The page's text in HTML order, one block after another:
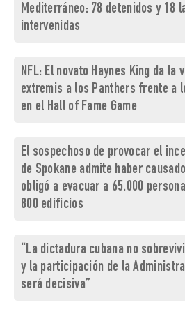
Mediterráneo: 78 detenidos y 18
intervenidas
NFL: El novato Haynes King da la
extremis a los Panthers frente a
en el Hall of Fame Game
El sospechoso de provocar el
de Spokane admite haber
obligó a evacuar a 65.000
800 edificios
“La dictadura cubana no
y la participación de la
será decisiva”